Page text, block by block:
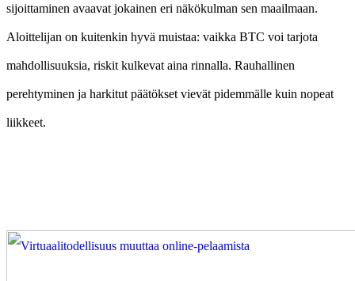
sijoittaminen avaavat jokainen eri näkökulman sen maailmaan.
Aloittelijan on kuitenkin hyvä muistaa: vaikka BTC voi tarjota
mahdollisuuksia, riskit kulkevat aina rinnalla. Rauhallinen
perehtyminen ja harkitut päätökset vievät pidemmälle kuin nopeat
liikkeet.